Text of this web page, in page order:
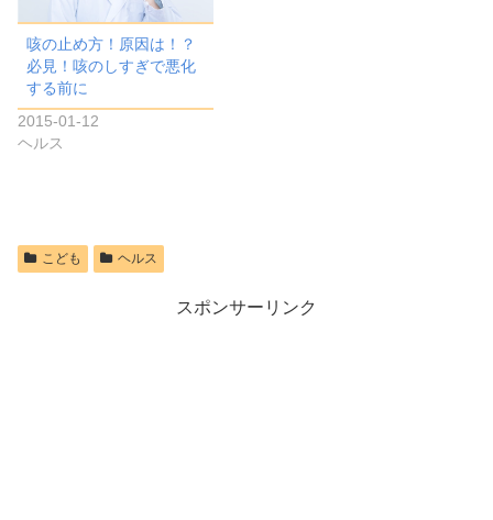
咳の止め方！原因は！？
必見！咳のしすぎで悪化
する前に
2015-01-12
ヘルス
こども ヘルス
スポンサーリンク